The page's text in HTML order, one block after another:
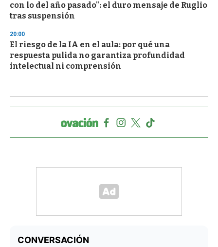
con lo del año pasado": el duro mensaje de Ruglio
tras suspensión
20:00
El riesgo de la IA en el aula: por qué una
respuesta pulida no garantiza profundidad
intelectual ni comprensión